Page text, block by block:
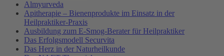
Almyurveda
Apitherapie – Bienenprodukte im Einsatz in der
Heilpraktiker-Praxis
Ausbildung zum E-Smog-Berater für Heilpraktiker
Das Erfolgsmodell Securvita
Das Herz in der Naturheilkunde